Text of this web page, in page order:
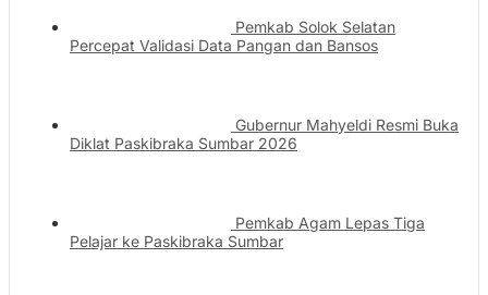
Pemkab Solok Selatan
Percepat Validasi Data Pangan dan Bansos
Gubernur Mahyeldi Resmi Buka
Diklat Paskibraka Sumbar 2026
Pemkab Agam Lepas Tiga
Pelajar ke Paskibraka Sumbar